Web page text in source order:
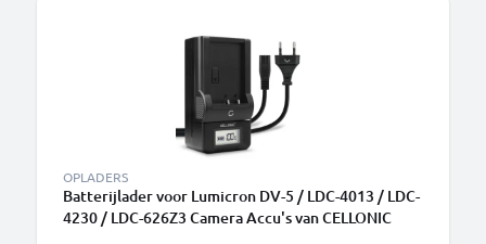
OPLADERS
Batterijlader voor Lumicron DV-5 / LDC-4013 / LDC-
4230 / LDC-626Z3 Camera Accu's van CELLONIC